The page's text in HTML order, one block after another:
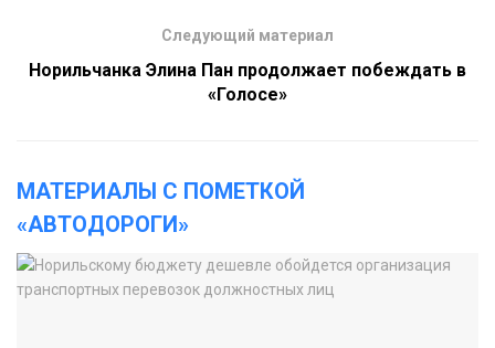
Следующий материал
Норильчанка Элина Пан продолжает побеждать в
«Голосе»
МАТЕРИАЛЫ С ПОМЕТКОЙ
«АВТОДОРОГИ»